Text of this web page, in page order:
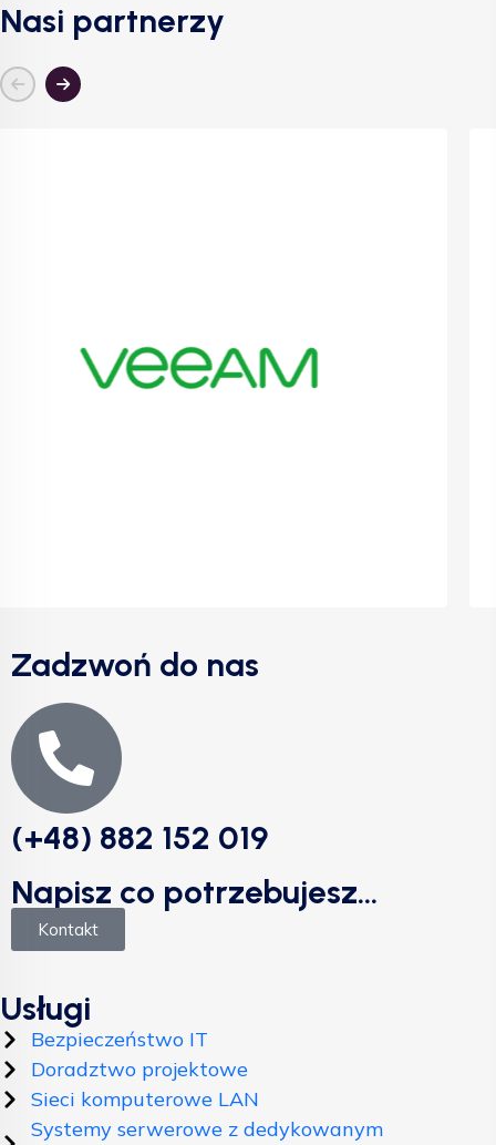
Nasi partnerzy
Zadzwoń do nas
(+48) 882 152 019
Napisz co potrzebujesz...
Kontakt
Usługi
Bezpieczeństwo IT
Doradztwo projektowe
Sieci komputerowe LAN
Systemy serwerowe z dedykowanym